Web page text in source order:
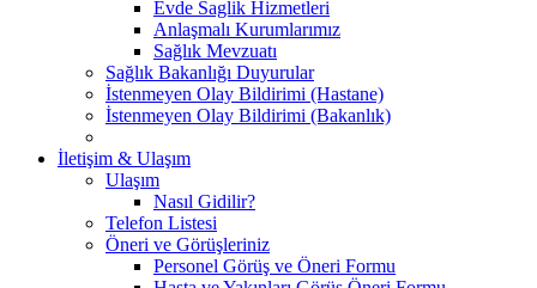
Evde Saglik Hizmetleri
Anlaşmalı Kurumlarımız
Sağlık Mevzuatı
Sağlık Bakanlığı Duyurular
İstenmeyen Olay Bildirimi (Hastane)
İstenmeyen Olay Bildirimi (Bakanlık)
İletişim & Ulaşım
Ulaşım
Nasıl Gidilir?
Telefon Listesi
Öneri ve Görüşleriniz
Personel Görüş ve Öneri Formu